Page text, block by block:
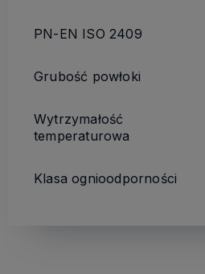
PN-EN ISO 2409
Grubość powłoki
Wytrzymałość
temperaturowa
Klasa ognioodporności